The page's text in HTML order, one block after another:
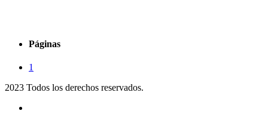
Páginas
1
2023 Todos los derechos reservados.